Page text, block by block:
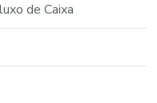
de Caixa